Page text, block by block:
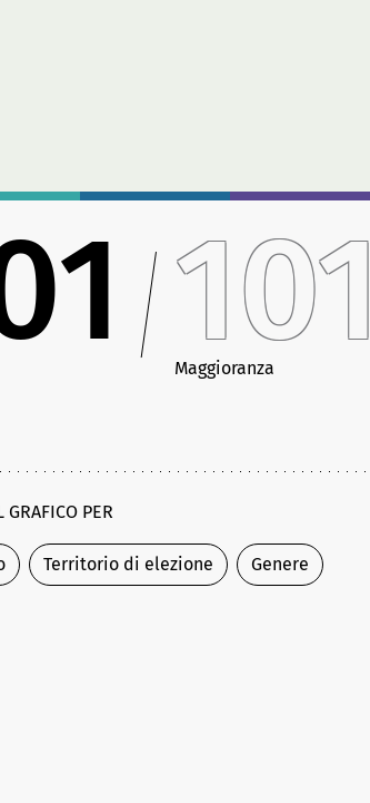
101
Maggioranza
PER
Territorio di elezione Genere